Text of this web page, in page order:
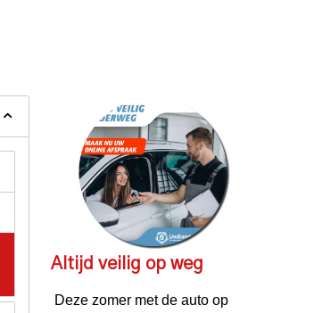
Altijd veilig op weg
Deze zomer met de auto op